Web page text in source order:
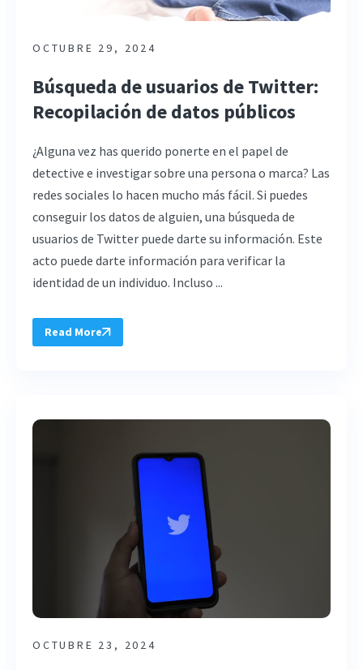
OCTUBRE 29, 2024
Búsqueda de usuarios de Twitter:
Recopilación de datos públicos
¿Alguna vez has querido ponerte en el papel de
detective e investigar sobre una persona o marca? Las
redes sociales lo hacen mucho más fácil. Si puedes
conseguir los datos de alguien, una búsqueda de
usuarios de Twitter puede darte su información. Este
acto puede darte información para verificar la
identidad de un individuo. Incluso ...
Read More
OCTUBRE 23, 2024